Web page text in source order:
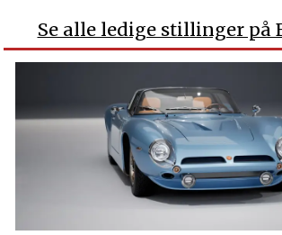
Se alle ledige stillinger på